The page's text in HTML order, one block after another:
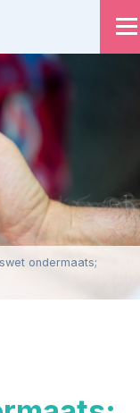
ondermaats;